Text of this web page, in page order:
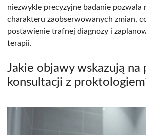
niezwykle precyzyjne badanie pozwala
charakteru zaobserwowanych zmian,
postawienie trafnej diagnozy i
terapii.
Jakie objawy wskazują na
konsultacji z